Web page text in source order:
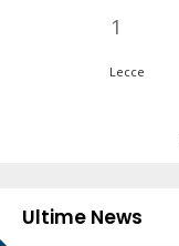
1
Lecce
Ultime News